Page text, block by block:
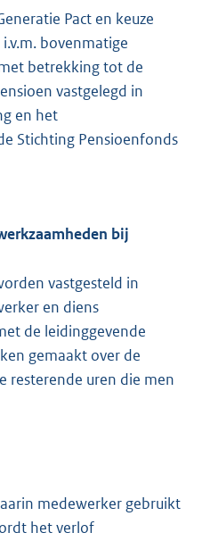
Pact en keuze
bovenmatige
betrekking tot de
vastgelegd in
en het
Stichting Pensioenfonds
bij
vastgesteld in
en diens
de leidinggevende
gemaakt over de
resterende uren die men
medewerker gebruikt
het verlof